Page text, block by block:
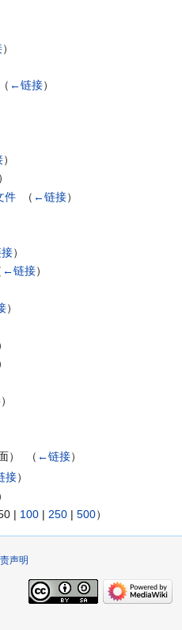
）
（ ←链接）
）
件‎ （ ←链接）
）
←链接）
）
）
） （ ←链接）
接）
| 100 | 250 | 500）
声明